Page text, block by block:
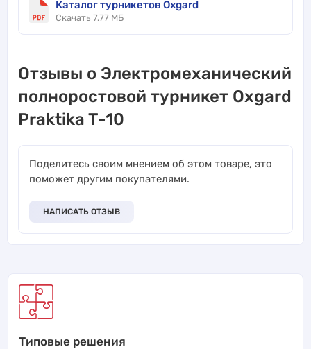
Каталог турникетов Oxgard
Скачать 7.77 МБ
Отзывы о Электромеханический
полноростовой турникет Oxgard
Praktika T-10
Поделитесь своим мнением об этом товаре, это
поможет другим покупателями.
НАПИСАТЬ ОТЗЫВ
Типовые решения